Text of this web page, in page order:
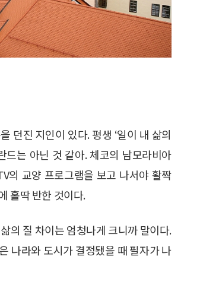
던진 지인이 있다. 평생 ‘일이 내 삶의
드는 아닌 것 같아. 체코의 남모라비아
의 교양 프로그램을 보고 나서야 활짝
홀딱 반한 것이다.
의 질 차이는 엄청나게 크니까 말이다.
나라와 도시가 결정됐을 때 필자가 나